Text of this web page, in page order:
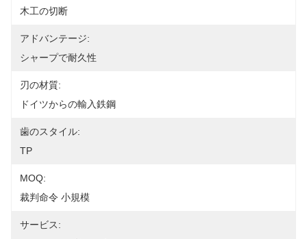
木工の切断
アドバンテージ:
シャープで耐久性
刃の材質:
ドイツからの輸入鉄鋼
歯のスタイル:
TP
MOQ:
裁判命令 小規模
サービス: